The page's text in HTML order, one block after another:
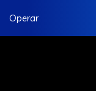
Operar